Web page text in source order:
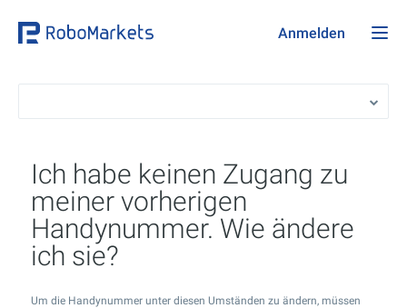
Anmelden
Ich habe keinen Zugang zu
meiner vorherigen
Handynummer. Wie ändere
ich sie?
Um die Handynummer unter diesen Umständen zu ändern, müssen